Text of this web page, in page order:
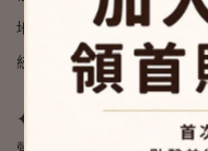
地址：新北市新店區寶高路
統一編號：80616921
✦